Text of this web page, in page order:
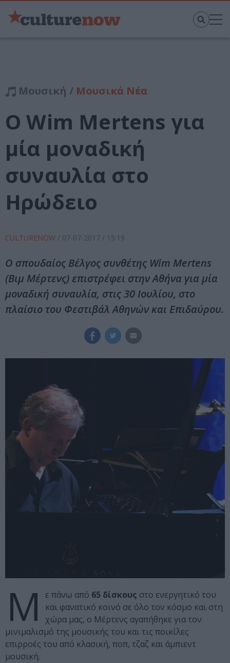
Μουσική / Μουσικά Νέα
O Wim Mertens για
μία μοναδική
συναυλία στο
Ηρώδειο
CULTURENOW / 07-07-2017 / 15:19
O σπουδαίος Βέλγος συνθέτης Wim Mertens
(Βιμ Μέρτενς) επιστρέφει στην Αθήνα για μία
μοναδική συναυλία, στις 30 Ιουλίου, στο
πλαίσιο του Φεστιβάλ Αθηνών και Επιδαύρου.
Μ ε πάνω από 65 δίσκους στο ενεργητικό του
και φανατικό κοινό σε όλο τον κόσμο και στη
χώρα μας, ο Μέρτενς αγαπήθηκε για τον
μινιμαλισμό της μουσικής του και τις ποικίλες
επιρροές του από κλασική, ποπ, τζαζ και άμπιεντ
μουσική.